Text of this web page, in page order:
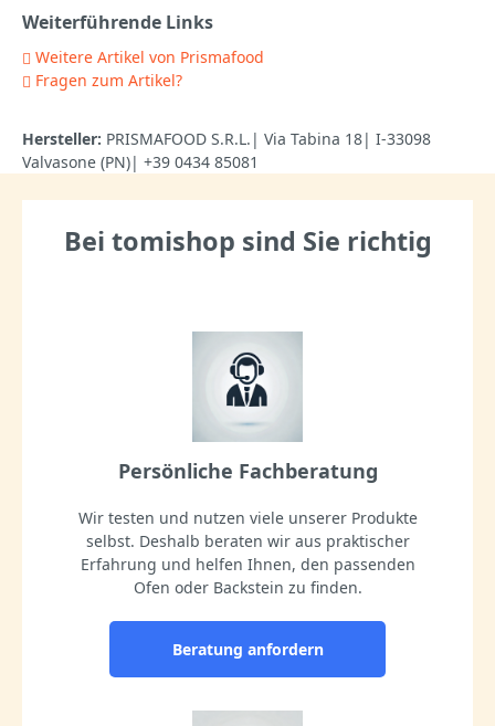
Weiterführende Links
Weitere Artikel von Prismafood
Fragen zum Artikel?
Hersteller: PRISMAFOOD S.R.L.| Via Tabina 18| I-33098
Valvasone (PN)| +39 0434 85081
Bei tomishop sind Sie richtig
Persönliche Fachberatung
Wir testen und nutzen viele unserer Produkte
selbst. Deshalb beraten wir aus praktischer
Erfahrung und helfen Ihnen, den passenden
Ofen oder Backstein zu finden.
Beratung anfordern